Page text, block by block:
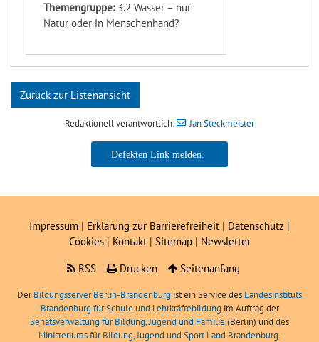
Themengruppe: 3.2 Wasser – nur
Natur oder in Menschenhand?
Zurück zur Listenansicht
Redaktionell verantwortlich: Jan Steckmeister
Jan Steckmeister
Impressum | Erklärung zur Barrierefreiheit | Datenschutz |
Cookies| Kontakt | Sitemap| Newsletter
RSS
Drucken Seitenanfang
DerBildungsserver Berlin-Brandenburg ist ein Service des Landesinstituts
Brandenburg für Schule und Lehrkräftebildung im Auftrag der
Senatsverwaltung für Bildung, Jugend und Familie (Berlin) und des
Ministeriums für Bildung, Jugend und Sport Land Brandenburg.